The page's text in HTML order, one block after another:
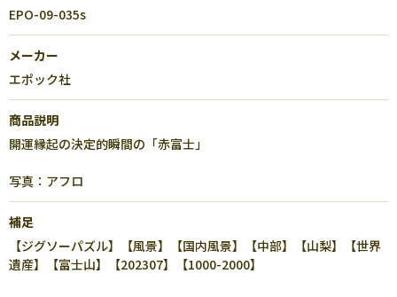
EPO-09-035s
メーカー
エポック社
商品説明
開運縁起の決定的瞬間の「赤富士」
写真：アフロ
補足
【ジグソーパズル】【風景】【国内風景】【中部】【山梨】【世界
遺産】【富士山】【202307】【1000-2000】